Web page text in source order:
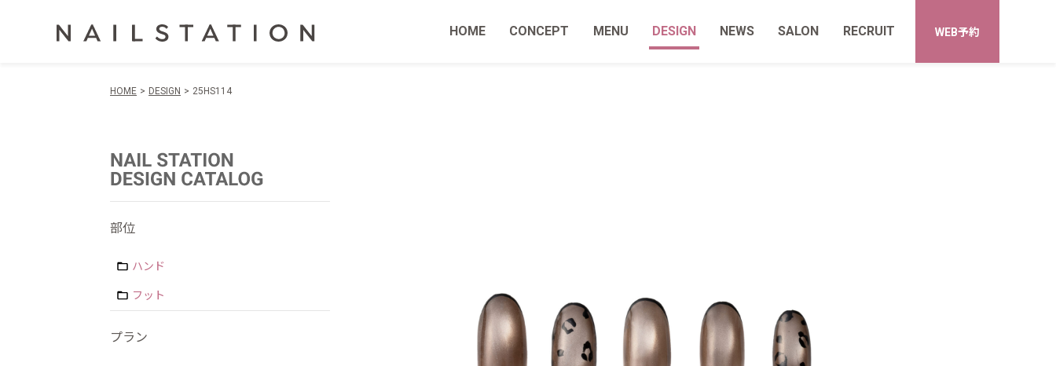
HOME CONCEPT MENU DESIGN NEWS SALON RECRUIT WEB予約
HOME DESIGN 25HS114
部位
ハンド
フット
プラン